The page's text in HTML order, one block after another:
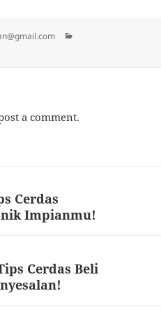
a comment.
Cerdas
Impianmu!
Cerdas Beli